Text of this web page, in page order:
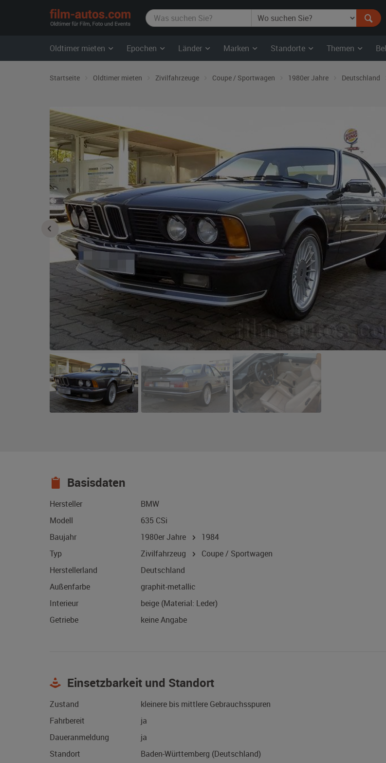
film-
autos.com
Oldtimer mieten Epochen Länder Marken Standorte Themen
Startseite Oldtimer mieten Zivilfahrzeuge Coupe / Sportwagen 1980er Jahre Deutschland
Basisdaten
Hersteller
BMW
Modell
635 CSi
Baujahr
1980er Jahre
1984
Typ
Zivilfahrzeug
Coupe / Sportwagen
Herstellerland
Deutschland
Außenfarbe
graphit-metallic
Interieur
beige (Material: Leder)
Getriebe
keine Angabe
Einsetzbarkeit und Standort
Zustand
kleinere bis mittlere Gebrauchsspuren
Fahrbereit
ja
Daueranmeldung
ja
Standort
Baden-Württemberg (Deutschland)